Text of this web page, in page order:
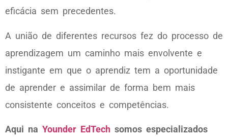
eficácia sem precedentes.
A união de diferentes recursos fez do processo de
aprendizagem um caminho mais envolvente e
instigante em que o aprendiz tem a oportunidade
de aprender e assimilar de forma bem mais
consistente conceitos e competências.
Aqui na Younder EdTech somos especializados